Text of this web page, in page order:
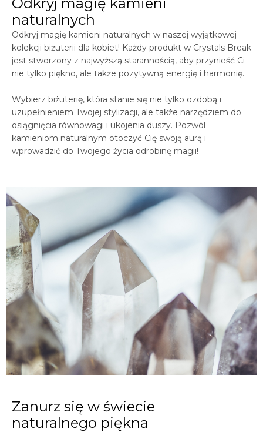
naturalnych
Odkryj magię kamieni naturalnych w naszej wyjątkowej
kolekcji biżuterii dla kobiet! Każdy produkt w Crystals Break
jest stworzony z najwyższą starannością, aby przynieść Ci
nie tylko piękno, ale także pozytywną energię i harmonię.
Wybierz biżuterię, która stanie się nie tylko ozdobą i
uzupełnieniem Twojej stylizacji, ale także narzędziem do
osiągnięcia równowagi i ukojenia duszy. Pozwól
kamieniom naturalnym otoczyć Cię swoją aurą i
wprowadzić do Twojego życia odrobinę magii!
Zanurz się w świecie
naturalnego piękna